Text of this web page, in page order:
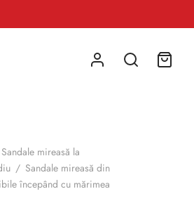
Sandale mireasă la
/ Sandale mireasă din
începând cu mărimea